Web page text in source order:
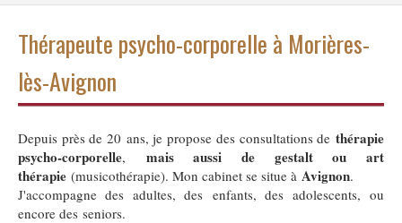
Thérapeute psycho-corporelle à Morières-
lès-Avignon
Depuis près de 20 ans, je propose des consultations de thérapie
psycho-corporelle, mais aussi de gestalt ou art
thérapie (musicothérapie). Mon cabinet se situe à Avignon.
J'accompagne des adultes, des enfants, des adolescents, ou
encore des seniors.